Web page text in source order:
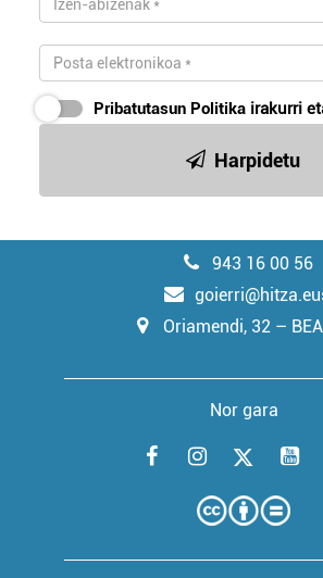
Pribatutasun Politika irakurri
Harpidetu
943 16 00 56
Oriamendi, 32 –
Nor gara